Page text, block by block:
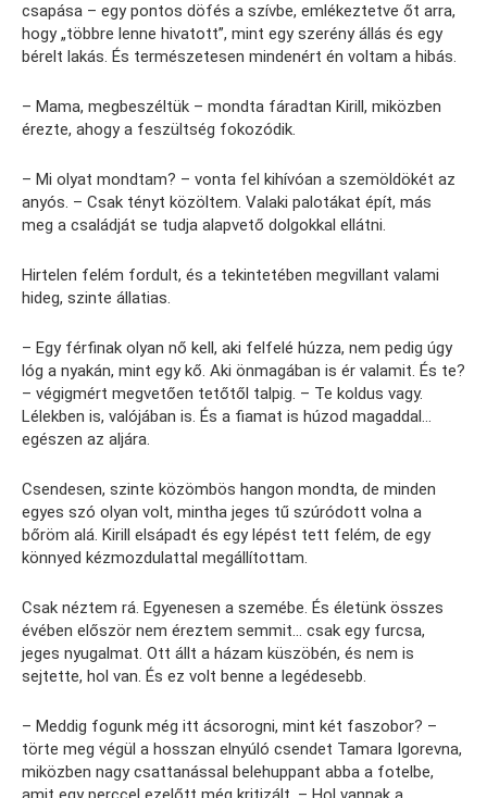
csapása – egy pontos döfés a szívbe, emlékeztetve őt arra,
hogy „többre lenne hivatott”, mint egy szerény állás és egy
bérelt lakás. És természetesen mindenért én voltam a hibás.
– Mama, megbeszéltük – mondta fáradtan Kirill, miközben
érezte, ahogy a feszültség fokozódik.
– Mi olyat mondtam? – vonta fel kihívóan a szemöldökét az
anyós. – Csak tényt közöltem. Valaki palotákat épít, más
meg a családját se tudja alapvető dolgokkal ellátni.
Hirtelen felém fordult, és a tekintetében megvillant valami
hideg, szinte állatias.
– Egy férfinak olyan nő kell, aki felfelé húzza, nem pedig úgy
lóg a nyakán, mint egy kő. Aki önmagában is ér valamit. És te?
– végigmért megvetően tetőtől talpig. – Te koldus vagy.
Lélekben is, valójában is. És a fiamat is húzod magaddal…
egészen az aljára.
Csendesen, szinte közömbös hangon mondta, de minden
egyes szó olyan volt, mintha jeges tű szúródott volna a
bőröm alá. Kirill elsápadt és egy lépést tett felém, de egy
könnyed kézmozdulattal megállítottam.
Csak néztem rá. Egyenesen a szemébe. És életünk összes
évében először nem éreztem semmit… csak egy furcsa,
jeges nyugalmat. Ott állt a házam küszöbén, és nem is
sejtette, hol van. És ez volt benne a legédesebb.
– Meddig fogunk még itt ácsorogni, mint két faszobor? –
törte meg végül a hosszan elnyúló csendet Tamara Igorevna,
miközben nagy csattanással belehuppant abba a fotelbe,